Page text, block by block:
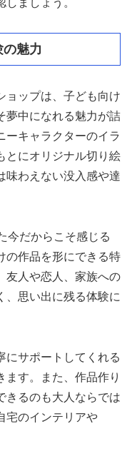
魅力
ョップは、子ども向け
夢中になれる魅力が詰
ーキャラクターのイラ
とにオリジナル切り絵
味わえない没入感や達
今だからこそ感じる
の作品を形にできる特
友人や恋人、家族への
、思い出に残る体験に
にサポートしてくれる
ます。また、作品作り
きるのも大人ならでは
宅のインテリアや